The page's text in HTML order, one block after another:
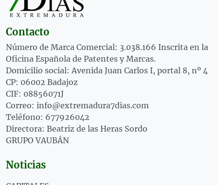
Contacto
Número de Marca Comercial: 3.038.166 Inscrita en la
Oficina Española de Patentes y Marcas.
Domicilio social: Avenida Juan Carlos I, portal 8, nº 4
CP: 06002 Badajoz
CIF: 08856071J
Correo: info@extremadura7dias.com
Teléfono: 677926042
Directora: Beatriz de las Heras Sordo
GRUPO VAUBÁN
Noticias